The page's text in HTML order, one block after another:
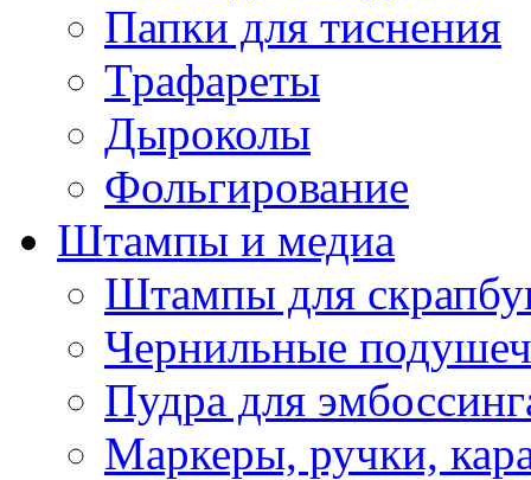
Папки для тиснения
Трафареты
Дыроколы
Фольгирование
Штампы и медиа
Штампы для
Чернильные
Пудра для
Маркеры, ручки,